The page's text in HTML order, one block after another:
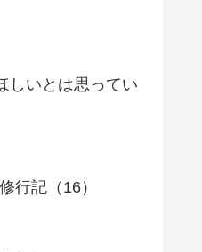
しいとは思ってい
行記（16）